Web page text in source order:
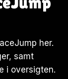
her.
samt
i oversigten.